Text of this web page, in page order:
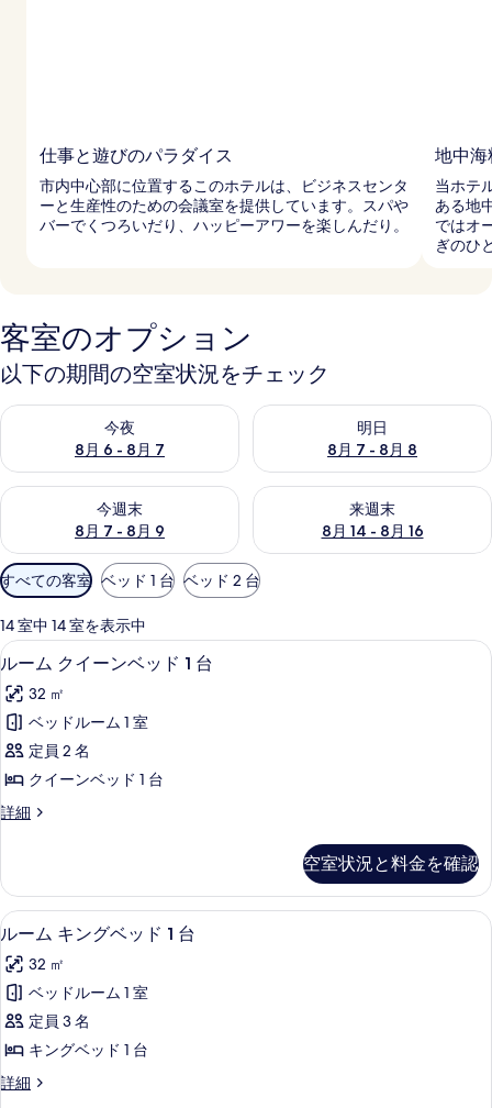
仕事と遊びのパラダイス
市内中心部に位置するこのホテルは、ビジネスセンタ
ーと生産性のための会議室を提供しています。スパや
バーでくつろいだり、ハッピーアワーを楽しんだり。
地中海
当ホテ
ある地
ではオ
ぎのひ
客室のオプション
以下の期間の空室状況をチェック
今夜
8月 6 - 8月 7
今夜 8月 6 - 8月 7 の空室状況をチェック
明日
8月 7 - 8月 8
明日 8月 7 - 8月 8 の空室状況
今週末
8月 7 - 8月 9
今週末 8月 7 - 8月 9 の空室状況をチェック
来週末
8月 14 - 8月 16
来週末 8月 14 - 8月 16 の空室
利
用
可
能
な
客
室
の
り
込
件
すべての客室 ベッド 1 台 ベッド 2 台
14 室中 14 室を表示中
ル
ー
ム
ク
イ
ー
ン
ッ
ド
1
台
の
す
べ
て
ルーム クイーンベッド 1 台 | 羽毛の
5
ルーム クイーンベッド 1 台
32 ㎡
ベッドルーム 1 室
定員 2 名
クイーンベッド 1 台
詳細
ル
イ
ー
ン
ッ
ド
台
の
細
空室状況と料金を確認
ル
ー
ム
キ
ン
グ
ベ
ルーム キングベッド 1 台 | 羽毛の掛
8
ルーム キングベッド 1 台
32 ㎡
ベッドルーム 1 室
定員 3 名
キングベッド 1 台
詳細
ル